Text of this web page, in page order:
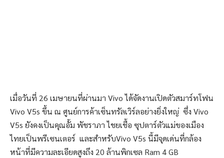
เมื่อวันที่ 26 เมษายนที่ผ่านมา Vivo ได้จัดงานเปิดตัวสมาร์ทโฟน
Vivo V5s ขึ้น ณ ศูนย์การค้าเซ็นทรัลเวิร์ลอย่างยิ่งใหญ่ ซึ่ง Vivo
V5s ยังคงเป็นคุณอั้ม พัชราภา ไชยเชื้อ ซุปตาร์ตัวแม่ของเมือง
ไทยเป็นพรีเซนเตอร์ และสำหรับVivo V5s นี้มีจุดเด่นที่กล้อง
หน้าที่มีความละเอียดสูงถึง 20 ล้านพิกเซล Ram 4 GB